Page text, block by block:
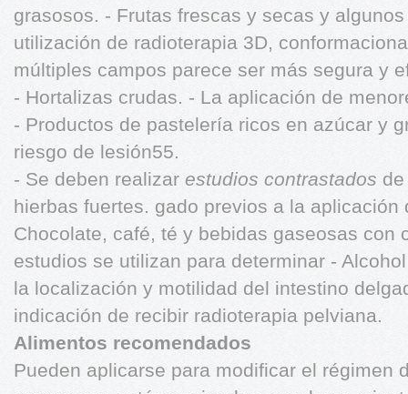
grasosos. - Frutas frescas y secas y
utilización de radioterapia 3D,
múltiples campos parece ser más segura y
- Hortalizas crudas. - La aplicación de
- Productos de pastelería ricos en azúcar y
riesgo de lesión55.
- Se deben realizar estudios contrastados
hierbas fuertes. gado previos a la
Chocolate, café, té y bebidas gaseosas con
estudios se utilizan para determinar -
la localización y motilidad del intestino
indicación de recibir radioterapia pelviana.
Alimentos recomendados
Pueden aplicarse para modificar el régimen